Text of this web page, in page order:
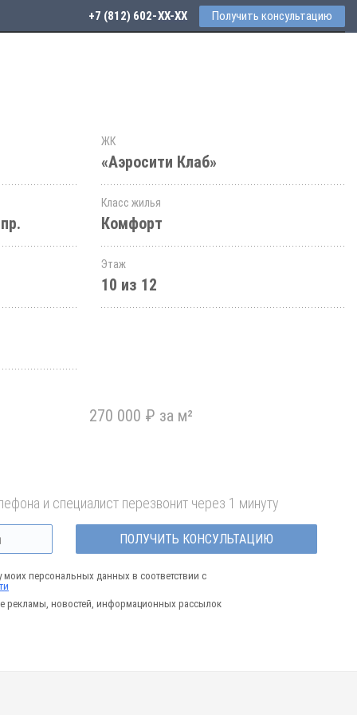
+7 (812) 602-44-77 Получить консультацию
ЖК
«Аэросити Клаб»
Класс жилья
Комфорт
Этаж
10 из 12
270 000 ₽ за м²
и специалист перезвонит через 1 минуту
ПОЛУЧИТЬ КОНСУЛЬТАЦИЮ
моих персональных данных в соответствии с
рекламы, новостей, информационных рассылок